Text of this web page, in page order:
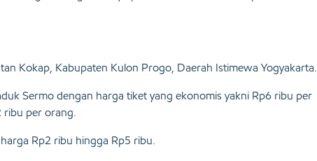
Kokap, Kabupaten Kulon Progo, Daerah Istimewa Yogyakarta.
Sermo dengan harga tiket yang ekonomis yakni Rp6 ribu per
ribu per orang.
Rp2 ribu hingga Rp5 ribu.